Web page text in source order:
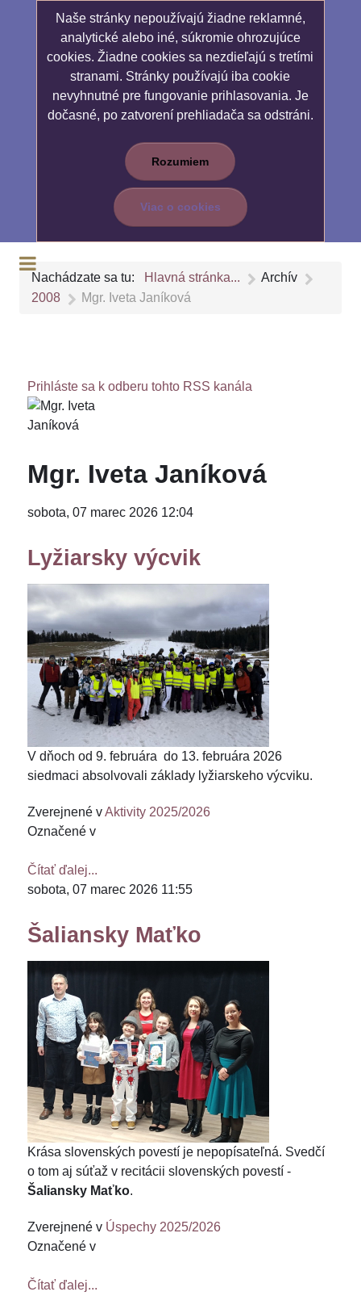
Naše stránky nepoužívajú žiadne reklamné,
analytické alebo iné, súkromie ohrozujúce
cookies. Žiadne cookies sa nezdieľajú s tretími
stranami. Stránky používajú iba cookie
nevyhnutné pre fungovanie prihlasovania. Je
dočasné, po zatvorení prehliadača sa odstráni.
Rozumiem
Viac o cookies
Nachádzate sa tu: Hlavná stránka...
Archív
2008
Mgr. Iveta Janíková
Prihláste sa k odberu tohto RSS kanála
Mgr. Iveta Janíková
sobota, 07 marec 2026 12:04
Lyžiarsky výcvik
V dňoch od 9. februára do 13. februára 2026
siedmaci absolvovali základy lyžiarskeho výcviku.
Zverejnené vAktivity 2025/2026
Označené v
Čítať ďalej...
sobota, 07 marec 2026 11:55
Šaliansky Maťko
Krása slovenských povestí je nepopísateľná. Svedčí
o tom aj súťaž v recitácii slovenských povestí -
Šaliansky Maťko.
Zverejnené v Úspechy 2025/2026
Označené v
Čítať ďalej...